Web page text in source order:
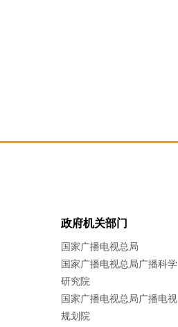
政府机关部门
国家广播电视总局
国家广播电视总局广播科学
研究院
国家广播电视总局广播电视
规划院